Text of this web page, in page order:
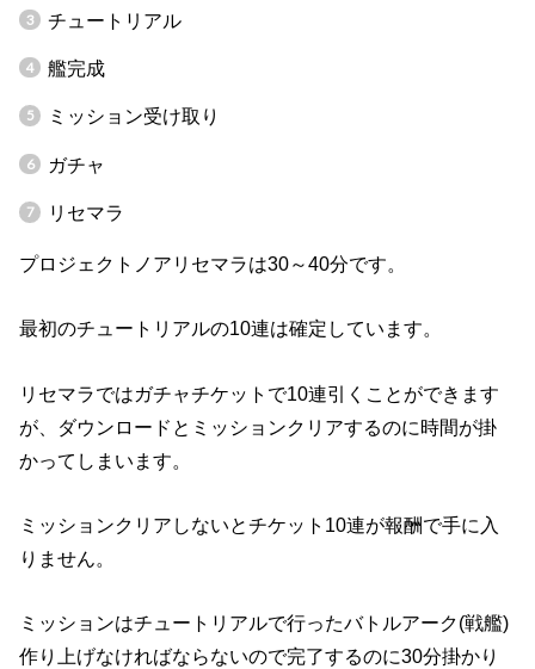
チュートリアル
艦完成
ミッション受け取り
ガチャ
リセマラ
プロジェクトノアリセマラは30～40分です。
最初のチュートリアルの10連は確定しています。
リセマラではガチャチケットで10連引くことができます
が、ダウンロードとミッションクリアするのに時間が掛
かってしまいます。
ミッションクリアしないとチケット10連が報酬で手に入
りません。
ミッションはチュートリアルで行ったバトルアーク(戦艦)
作り上げなければならないので完了するのに30分掛かり